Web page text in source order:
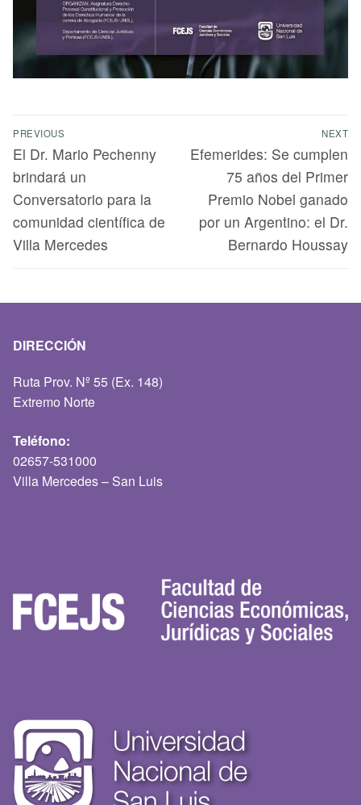
PREVIOUS
El Dr. Mario Pechenny
brindará un
Conversatorio para la
comunidad científica de
Villa Mercedes
NEXT
Efemerides: Se cumplen
75 años del Primer
Premio Nobel ganado
por un Argentino: el Dr.
Bernardo Houssay
DIRECCIÓN
Ruta Prov. Nº 55 (Ex. 148)
Extremo Norte
Teléfono:
02657-531000
Villa Mercedes – San Luis